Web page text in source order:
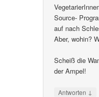
Source-
auf nach
Aber, wohin?
Scheiß die
der Ampel!
Antworten ↓